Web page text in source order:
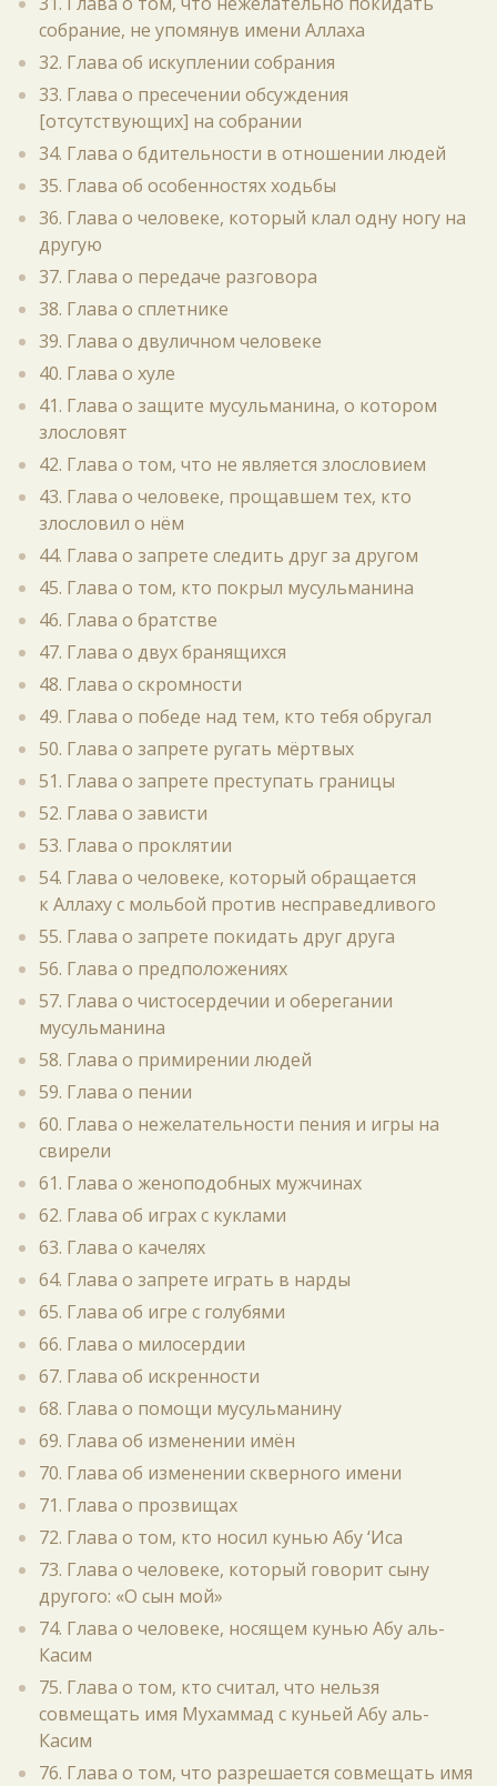
собрание, не упомянув имени Аллаха
32. Глава об искуплении собрания
33. Глава о пресечении обсуждения
[отсутствующих] на собрании
34. Глава о бдительности в отношении людей
35. Глава об особенностях ходьбы
36. Глава о человеке, который клал одну ногу на
другую
37. Глава о передаче разговора
38. Глава о сплетнике
39. Глава о двуличном человеке
40. Глава о хуле
41. Глава о защите мусульманина, о котором
злословят
42. Глава о том, что не является злословием
43. Глава о человеке, прощавшем тех, кто
злословил о нём
44. Глава о запрете следить друг за другом
45. Глава о том, кто покрыл мусульманина
46. Глава о братстве
47. Глава о двух бранящихся
48. Глава о скромности
49. Глава о победе над тем, кто тебя обругал
50. Глава о запрете ругать мёртвых
51. Глава о запрете преступать границы
52. Глава о зависти
53. Глава о проклятии
54. Глава о человеке, который обращается
к Аллаху с мольбой против несправедливого
55. Глава о запрете покидать друг друга
56. Глава о предположениях
57. Глава о чистосердечии и оберегании
мусульманина
58. Глава о примирении людей
59. Глава о пении
60. Глава о нежелательности пения и игры на
свирели
61. Глава о женоподобных мужчинах
62. Глава об играх с куклами
63. Глава о качелях
64. Глава о запрете играть в нарды
65. Глава об игре с голубями
66. Глава о милосердии
67. Глава об искренности
68. Глава о помощи мусульманину
69. Глава об изменении имён
70. Глава об изменении скверного имени
71. Глава о прозвищах
72. Глава о том, кто носил кунью Абу ‘Иса
73. Глава о человеке, который говорит сыну
другого: «О сын мой»
74. Глава о человеке, носящем кунью Абу аль-
Касим
75. Глава о том, кто считал, что нельзя
совмещать имя Мухаммад с куньей Абу аль-
Касим
76. Глава о том, что разрешается совмещать имя